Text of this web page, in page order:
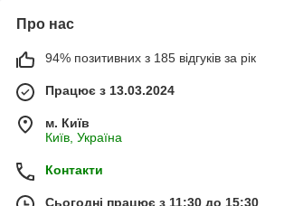
Про нас
94% позитивних з 185 відгуків за рік
Працює з 13.03.2024
м. Київ
Київ, Україна
Контакти
Сьогодні працює з 11:30 до 15:30